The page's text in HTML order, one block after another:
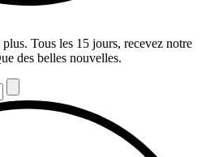
Tous les 15 jours, recevez notre
des belles nouvelles.